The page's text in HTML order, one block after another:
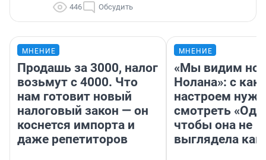
446 Обсудить
МНЕНИЕ
Продашь за 3000, налог
возьмут с 4000. Что
нам готовит новый
налоговый закон — он
коснется импорта и
даже репетиторов
МНЕНИЕ
«Мы видим
Нолана»: с
настроем
смотреть
чтобы она не
выглядела как